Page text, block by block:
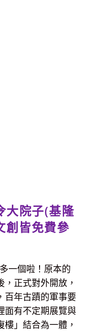
大院子(基隆
創皆免費參
一個啦！原本的
，正式對外開放，
百年古蹟的軍事要
面有不定期展覽與
」結合為一體，